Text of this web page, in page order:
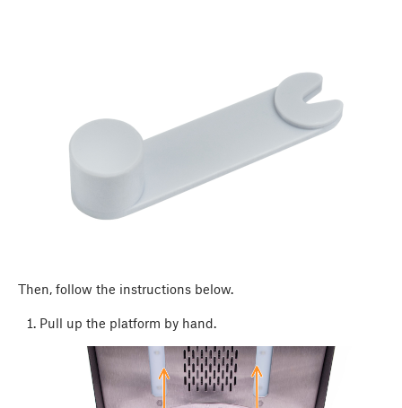
Then, follow the instructions below.
Pull up the platform by hand.